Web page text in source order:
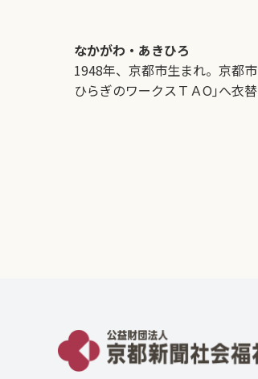
なかがわ・あきひろ
1948年、京都市生まれ。京都
ひらぎのワークスＴＡО｣へ衣